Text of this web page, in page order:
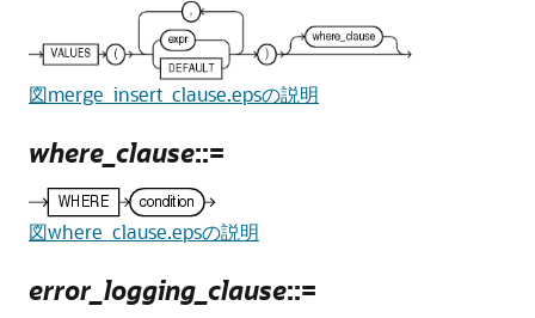
図merge_insert_clause.epsの説明
where_clause::=
図where_clause.epsの説明
error_logging_clause::=